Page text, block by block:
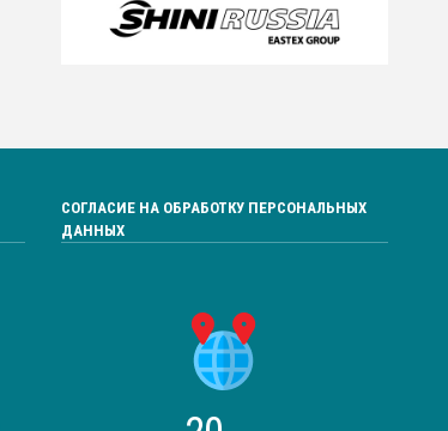
СОГЛАСИЕ НА ОБРАБОТКУ ПЕРСОНАЛЬНЫХ
ДАННЫХ